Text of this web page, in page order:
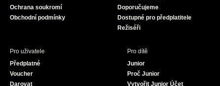
Ochrana soukromí
Obchodní podmínky
Doporučujeme
Dostupné pro předplatitele
Režiséři
Pro uživatele
Předplatné
Voucher
Darovat
Pro dítě
Junior
Proč Junior
Vytvořit Junior Účet